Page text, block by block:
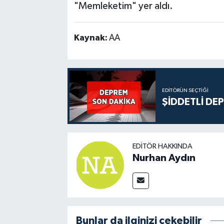
"Memleketim" yer aldı.
Kaynak: AA
EDITÖRÜN SEÇTIĞI
ŞİDDETLİ
EDITÖR HAKKINDA
Nurhan Aydın
Bunlar da ilginizi çekebilir